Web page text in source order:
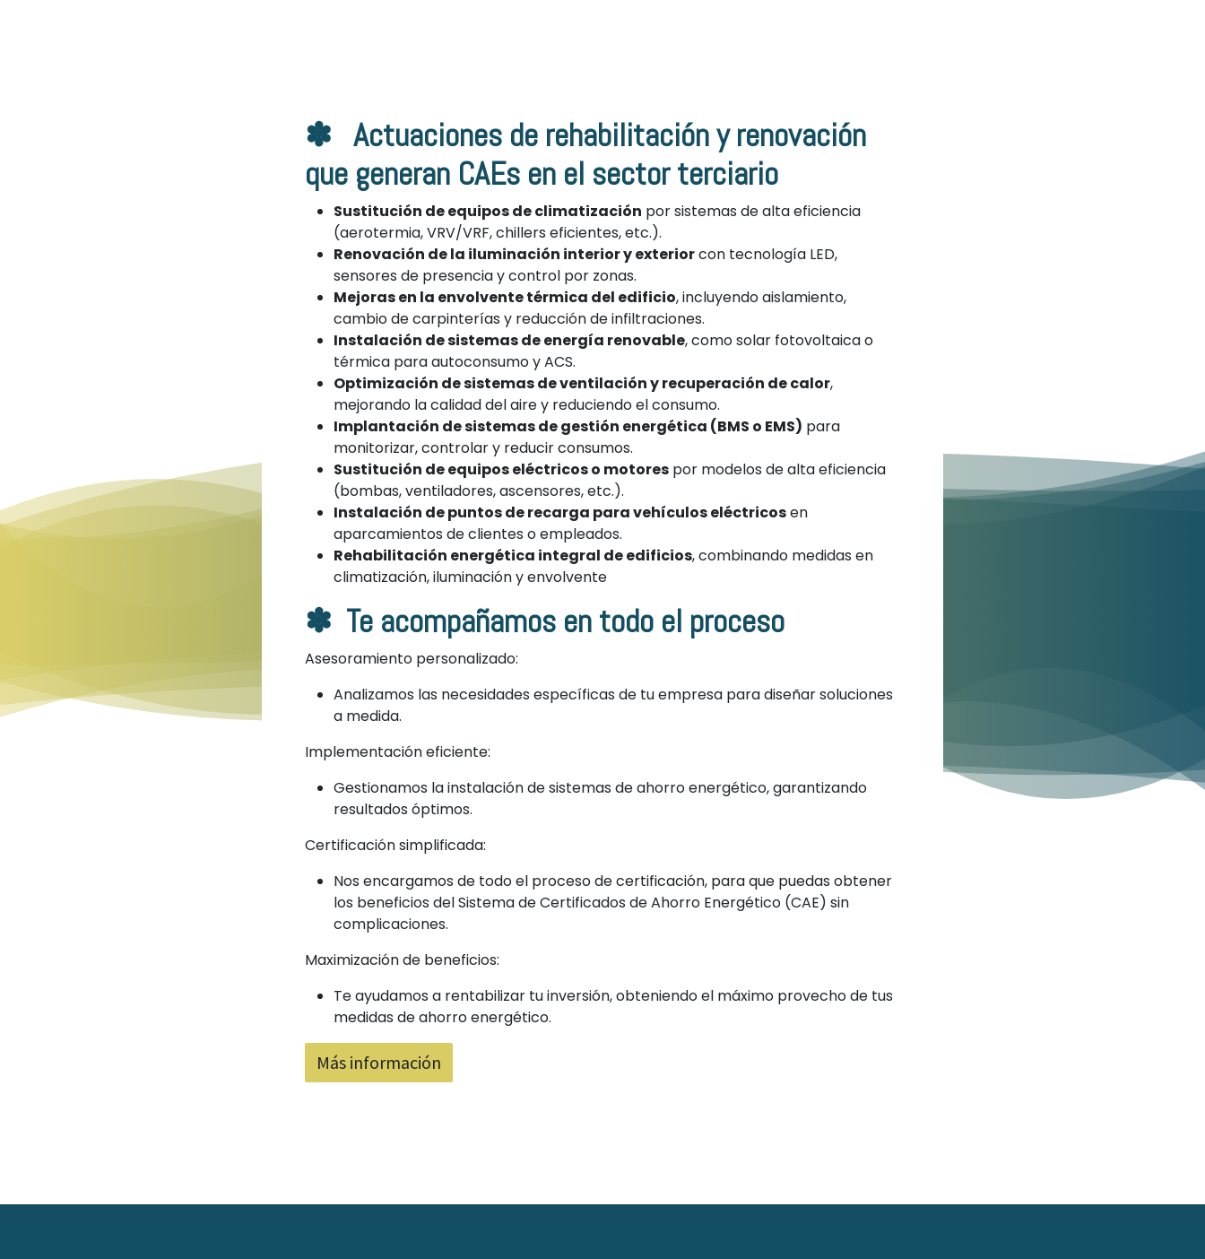
✽ Actuaciones de rehabilitación y renovación
que generan CAEs en el sector terciario
Sustitución de equipos de climatización por sistemas de alta eficiencia
(aerotermia, VRV/VRF, chillers eficientes, etc.).
Renovación de la iluminación interior y exteriorcon tecnología LED,
sensores de presencia y control por zonas.
Mejoras en la envolvente térmica del edificio, incluyendo aislamiento,
cambio de carpinterías y reducción de infiltraciones.
Instalación de sistemas de energía renovable, como solar fotovoltaica o
térmica para autoconsumo y ACS.
Optimización de sistemas de ventilación y recuperación de calor,
mejorando la calidad del aire y reduciendo el consumo.
Implantación de sistemas de gestión energética (BMS o EMS) para
monitorizar, controlar y reducir consumos.
Sustitución de equipos eléctricos o motores por modelos de alta eficiencia
(bombas, ventiladores, ascensores, etc.).
Instalación de puntos de recarga para vehículos eléctricosen
aparcamientos de clientes o empleados.
Rehabilitación energética integral de edificios, combinando medidas en
climatización, iluminación y envolvente
✽ Te acompañamos en todo el proceso
Asesoramiento personalizado:
Analizamos las necesidades específicas de tu empresa para diseñar soluciones
a medida.
Implementación eficiente:
Gestionamos la instalación de sistemas de ahorro energético, garantizando
resultados óptimos.
Certificación simplificada:
Nos encargamos de todo el proceso de certificación, para que puedas obtener
los beneficios del Sistema de Certificados de Ahorro Energético (CAE) sin
complicaciones.
Maximización de beneficios:
Te ayudamos a rentabilizar tu inversión, obteniendo el máximo provecho de tus
medidas de ahorro energético.
Más información